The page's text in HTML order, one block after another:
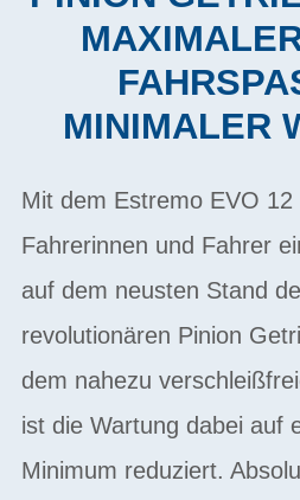
INIMALER
Mit dem Estremo EVO 12
Fahrerinnen und Fahrer
auf dem neusten Stand
revolutionären Pinion
dem nahezu
ist die Wartung dabei auf
Minimum reduziert.